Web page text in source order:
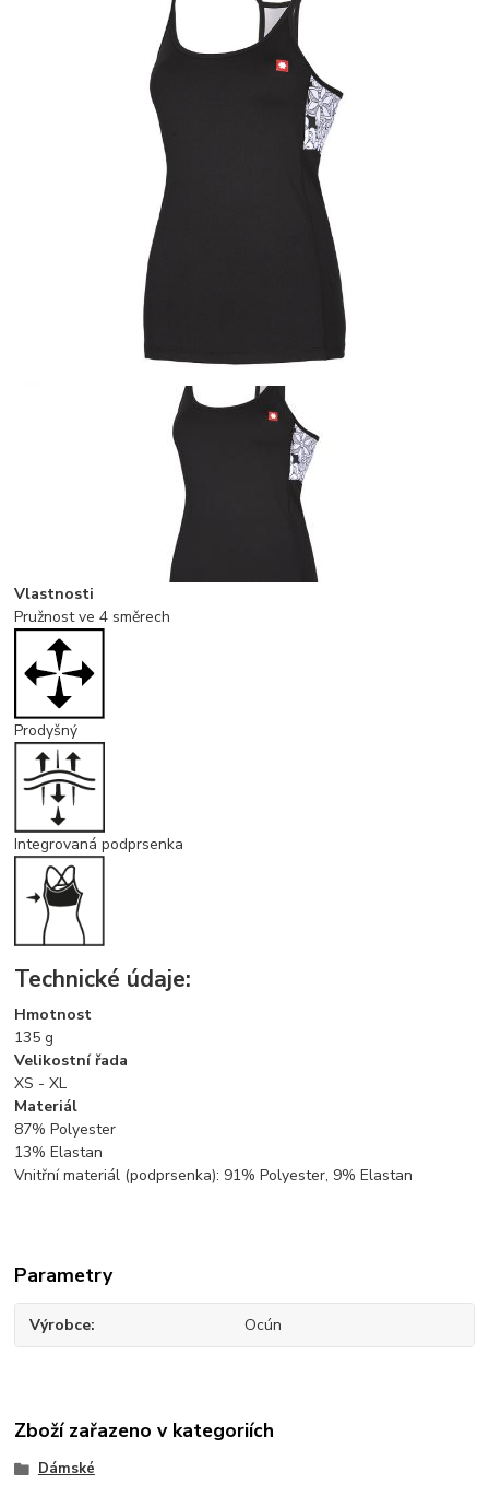
Vlastnosti
Pružnost ve 4 směrech
Prodyšný
Integrovaná podprsenka
Technické údaje:
Hmotnost
135g
Velikostní řada
XS - XL
Materiál
87% Polyester
13% Elastan
Vnitřní materiál (podprsenka): 91% Polyester, 9% Elastan
Parametry
Výrobce Ocún
Zboží zařazeno v kategoriích
Dámské